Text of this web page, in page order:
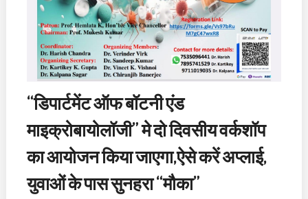
“डिपार्टमेंट ऑफ बॉटनी एंड
माइक्रोबायोलॉजी” मे दो दिवसीय वर्कशॉप
का आयोजन किया जाएगा,ऐसे करें अप्लाई,
युवाओं के पास सुनहरा “मौका”